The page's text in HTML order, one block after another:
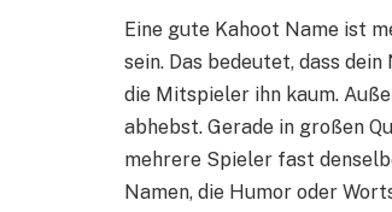
Eine gute Kahoot Name ist
sein. Das bedeutet, dass
die Mitspieler ihn kaum.
abhebst. Gerade in großen
mehrere Spieler fast
Namen, die Humor oder